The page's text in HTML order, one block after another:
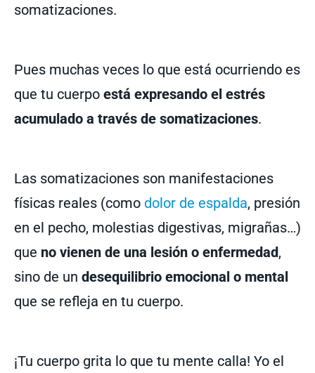
somatizaciones.
Pues muchas veces lo que está ocurriendo es
que tu cuerpo está expresando el estrés
acumulado a través de somatizaciones.
Las somatizaciones son manifestaciones
físicas reales (como dolor de espalda, presión
en el pecho, molestias digestivas, migrañas…)
que no vienen de una lesión o enfermedad,
sino de un desequilibrio emocional o mental
que se refleja en tu cuerpo.
¡Tu cuerpo grita lo que tu mente calla! Yo el